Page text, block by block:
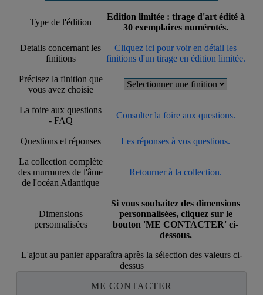
Type de l'édition
Edition limitée : tirage d'art édité à
30 exemplaires numérotés.
Details concernant les
finitions
Cliquez ici pour voir en détail les
finitions d'un tirage en édition limitée.
Précisez la finition que
vous avez choisie
La foire aux questions
- FAQ
Consulter la foire aux questions.
Questions et réponses Les réponses à vos questions.
La collection complète
des murmures de l'âme
de l'océan Atlantique
Retourner à la collection.
Dimensions
personnalisées
Si vous souhaitez des dimensions
personnalisées, cliquez sur le
bouton 'ME CONTACTER' ci-
dessous.
L'ajout au panier apparaîtra après la sélection des valeurs ci-
dessus
ME CONTACTER